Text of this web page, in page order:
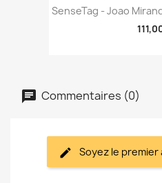
SenseTag - Joao
Commentaires (0)
Soyez le premier